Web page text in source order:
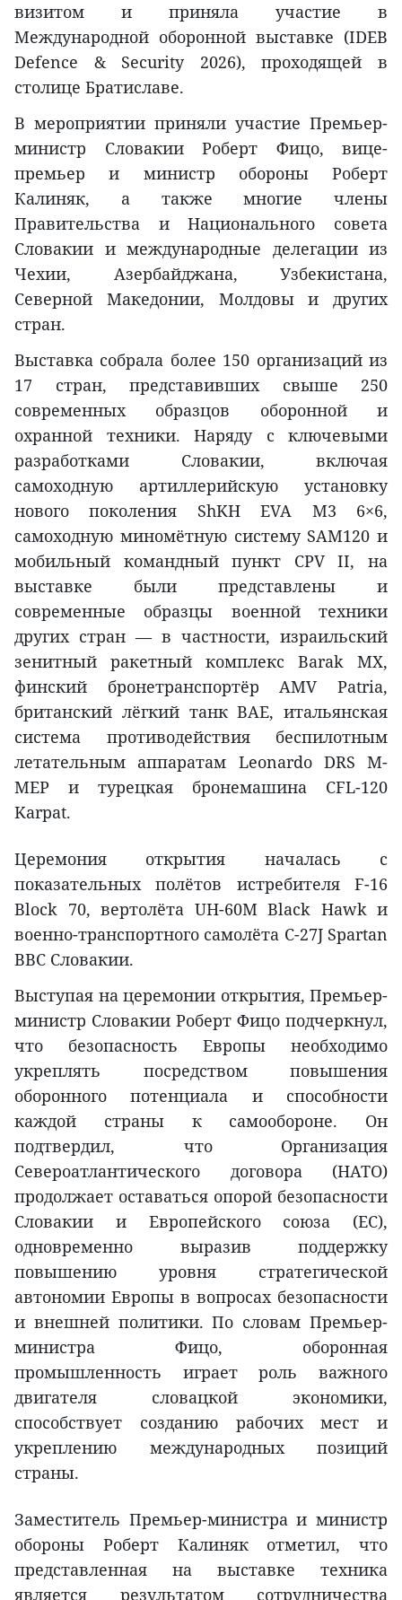
визитом и приняла участие в
Международной оборонной выставке (IDEB
Defence & Security 2026), проходящей в
столице Братиславе.
В мероприятии приняли участие Премьер-
министр Словакии Роберт Фицо, вице-
премьер и министр обороны Роберт
Калиняк, а также многие члены
Правительства и Национального совета
Словакии и международные делегации из
Чехии, Азербайджана, Узбекистана,
Северной Македонии, Молдовы и других
стран.
Выставка собрала более 150 организаций из
17 стран, представивших свыше 250
современных образцов оборонной и
охранной техники. Наряду с ключевыми
разработками Словакии, включая
самоходную артиллерийскую установку
нового поколения ShKH EVA M3 6×6,
самоходную миномётную систему SAM120 и
мобильный командный пункт CPV II, на
выставке были представлены и
современные образцы военной техники
других стран — в частности, израильский
зенитный ракетный комплекс Barak MX,
финский бронетранспортёр AMV Patria,
британский лёгкий танк BAE, итальянская
система противодействия беспилотным
летательным аппаратам Leonardo DRS M-
MEP и турецкая бронемашина CFL-120
Karpat.
Церемония открытия началась с
показательных полётов истребителя F-16
Block 70, вертолёта UH-60M Black Hawk и
военно-транспортного самолёта C-27J Spartan
ВВС Словакии.
Выступая на церемонии открытия, Премьер-
министр Словакии Роберт Фицо подчеркнул,
что безопасность Европы необходимо
укреплять посредством повышения
оборонного потенциала и способности
каждой страны к самообороне. Он
подтвердил, что Организация
Североатлантического договора (НАТО)
продолжает оставаться опорой безопасности
Словакии и Европейского союза (ЕС),
одновременно выразив поддержку
повышению уровня стратегической
автономии Европы в вопросах безопасности
и внешней политики. По словам Премьер-
министра Фицо, оборонная
промышленность играет роль важного
двигателя словацкой экономики,
способствует созданию рабочих мест и
укреплению международных позиций
страны.
Заместитель Премьер-министра и министр
обороны Роберт Калиняк отметил, что
представленная на выставке техника
является результатом сотрудничества